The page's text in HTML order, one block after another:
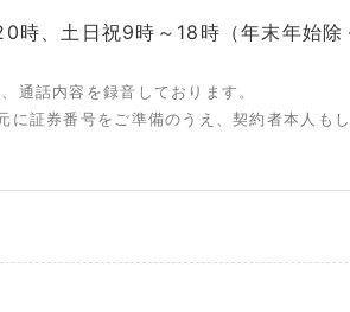
時、土日祝9時～18時（年末年始除
通話内容を録音しております。
証券番号をご準備のうえ、契約者本人も